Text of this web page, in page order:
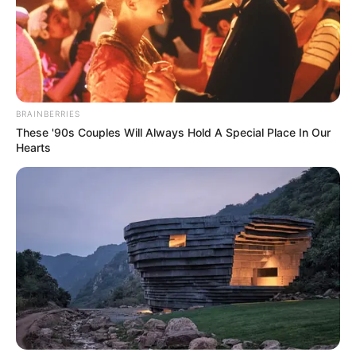
Lea También:Aguardiente Rosado sin azúcar se ajusta
BRAINBERRIES
These '90s Couples Will Always Hold A Special Place In Our
Hearts